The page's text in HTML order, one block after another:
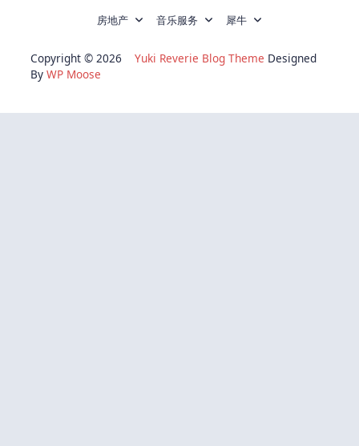
房地产 音乐服务 犀牛
Copyright © 2026 Yuki Reverie Blog Theme Designed
By WP Moose